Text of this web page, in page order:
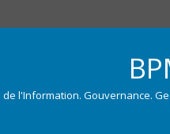
l'Information. Gouvernance.